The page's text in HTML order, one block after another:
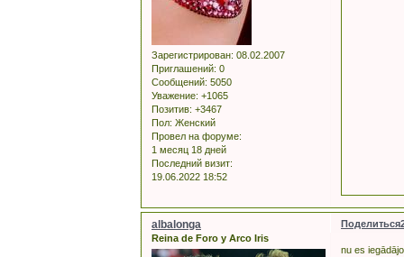
Зарегистрирован: 08.02.2007
Приглашений: 0
Сообщений: 5050
Уважение: +1065
Позитив: +3467
Пол: Женский
Провел на форуме:
1 месяц 18 дней
Последний визит:
19.06.2022 18:52
Поделиться
albalonga
Reina de Foro y Arco Iris
nu es